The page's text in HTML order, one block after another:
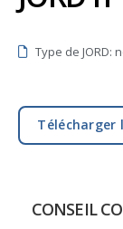
Type de JORD:
Télécharger
CONSEIL